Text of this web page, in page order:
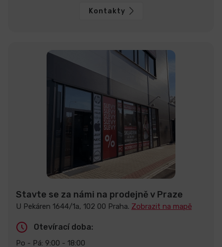
Kontakty
Stavte se za námi na prodejně v Praze
U Pekáren 1644/1a, 102 00 Praha. Zobrazit na mapě
Otevírací doba:
Po - Pá: 9:00 - 18:00